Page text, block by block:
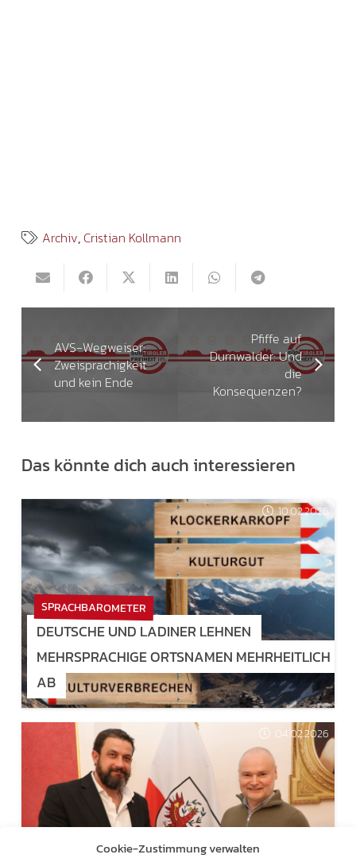
Cookie-Zustimmung verwalten
Archiv,Cristian Kollmann
AVS-Wegweiser:
Zweisprachigkeit
und kein Ende
Pfiffe auf
Durnwalder: Und
die
Konsequenzen?
Das könnte dich auch interessieren
10.02.2026
SPRACHBAROMETER
DEUTSCHE UND LADINER LEHNEN
MEHRSPRACHIGE ORTSNAMEN MEHRHEITLICH
AB
04.02.2026
OLYMPISCHE WINTERSPIELE 2026